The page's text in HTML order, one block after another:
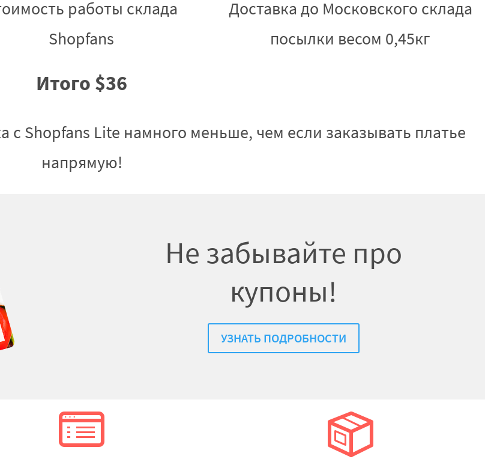
работы склада
Shopfans
Доставка до Московского склада
посылки весом 0,45кг
Итого $36
с Shopfans Lite намного меньше, чем если заказывать платье
напрямую!
Не забывайте про
купоны!
УЗНАТЬ ПОДРОБНОСТИ